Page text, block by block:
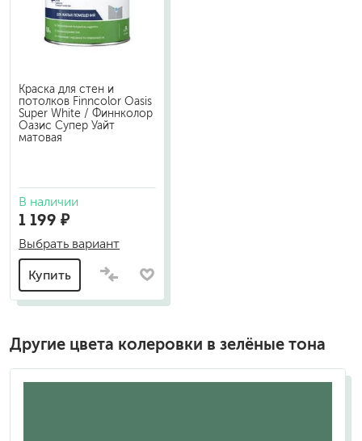
Краска для стен и
потолков Finncolor Oasis
Super White / Финнколор
Оазис Супер Уайт
матовая
В наличии
1 199 ₽
Выбрать вариант
Купить
Другие цвета колеровки в зелёные тона